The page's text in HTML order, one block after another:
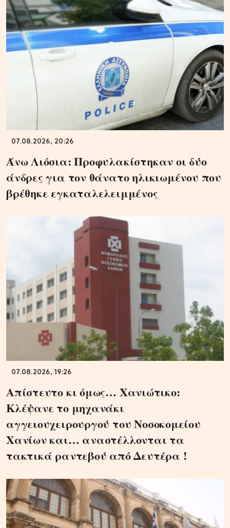
07.08.2026, 20:26
Άνω Λιόσια: Προφυλακίστηκαν οι δύο
άνδρες για τον θάνατο ηλικιωμένου που
βρέθηκε εγκαταλελειμμένος
07.08.2026, 19:26
Απίστευτο κι όμως… Χανιώτικο:
Κλέψανε το μηχανάκι
αγγειουχειρουργού του Νοσοκομείου
Χανίων και… αναστέλλονται τα
τακτικά ραντεβού από Δευτέρα !